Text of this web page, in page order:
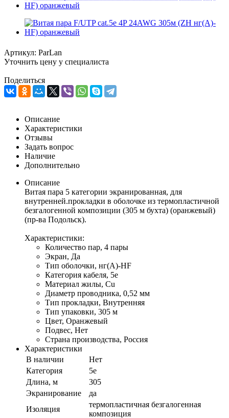
Артикул: ParLan
Уточнить цену у специалиста
Поделиться
Описание
Характеристики
Отзывы
Задать вопрос
Наличие
Дополнительно
Описание
Витая пара 5 категории экранированная, для
внутренней.прокладки в оболочке из термопластичной
безгалогенной композиции (305 м бухта) (оранжевый)
(пр-ва Подольск).
Характеристики:
Количество пар, 4 пары
Экран, Да
Тип оболочки, нг(А)-HF
Категория кабеля, 5е
Материал жилы, Cu
Диаметр проводника, 0,52 мм
Тип прокладки, Внутренняя
Тип упаковки, 305 м
Цвет, Оранжевый
Подвес, Нет
Страна производства, Россия
Характеристики
В наличии
Нет
Категория
5е
Длина, м
305
Экранирование
да
Изоляция
термопластичная безгалогенная
композиция